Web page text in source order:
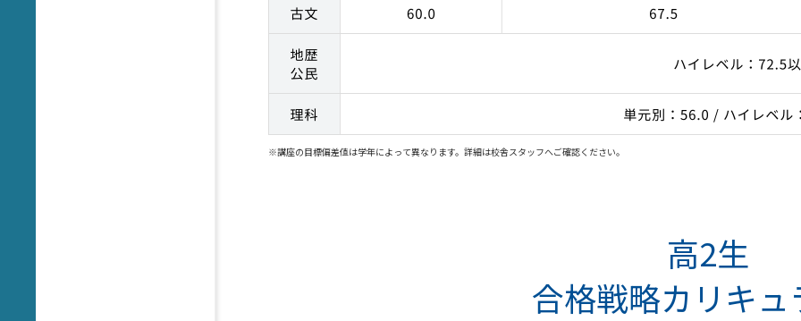
※講座の目標偏差値は学年によって異なります。詳細は校舎スタッフへご確認ください。
高2生
合格戦略カリキュ